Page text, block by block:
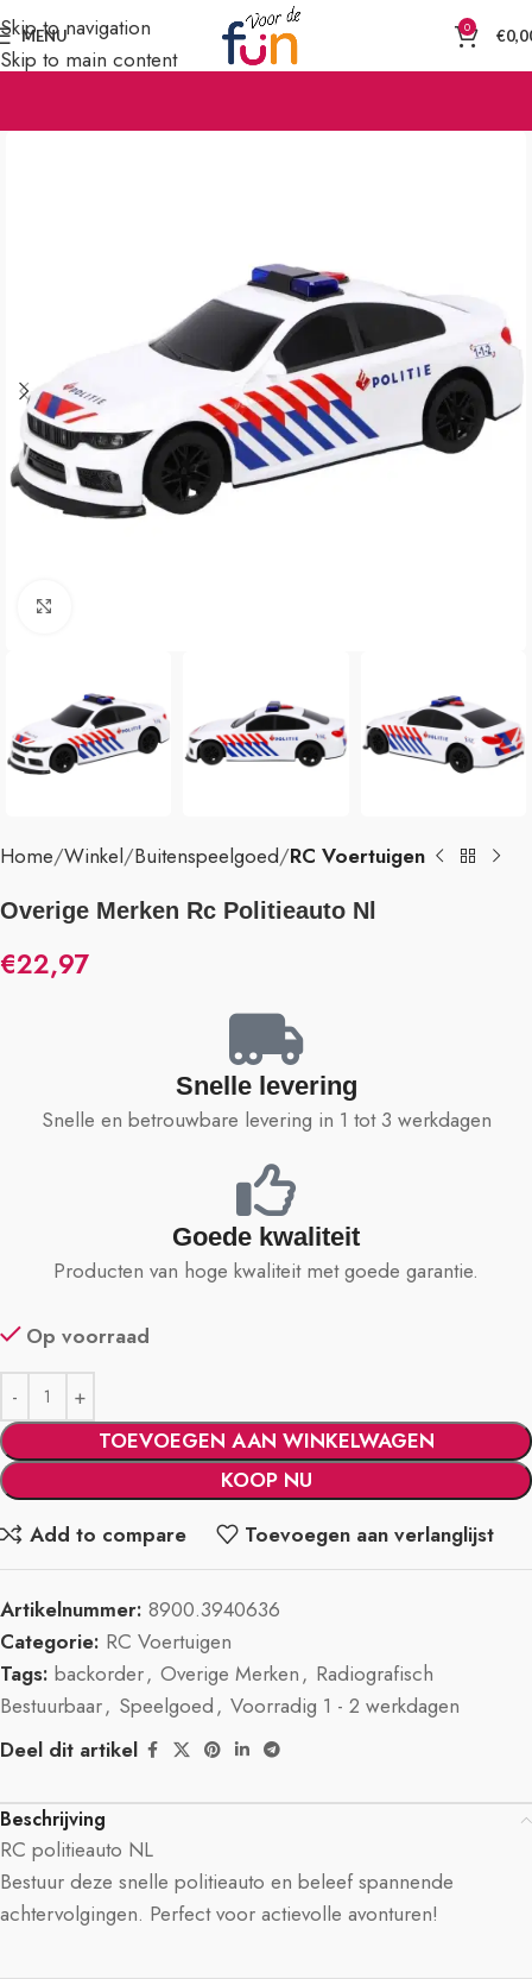
Skip to navigation
Skip to main content
MENU 0 €
Home Winkel Buitenspeelgoed RC Voertuigen
Overige Merken Rc Politieauto Nl
€22,97
Snelle levering
Snelle en betrouwbare levering in 1 tot 3 werkdagen
Goede kwaliteit
Producten van hoge kwaliteit met goede garantie.
Op voorraad
TOEVOEGEN AAN WINKELWAGEN
KOOP NU
Add to compare
Toevoegen aan verlanglijst
Artikelnummer: 8900.3940636
Categorie: RC Voertuigen
Tags: backorder, Overige Merken, Radiografisch
Bestuurbaar, Speelgoed, Voorradig 1 - 2 werkdagen
Deel dit artikel
Beschrijving
RC politieauto NL
Bestuur deze snelle politieauto en beleef spannende
achtervolgingen. Perfect voor actievolle avonturen!